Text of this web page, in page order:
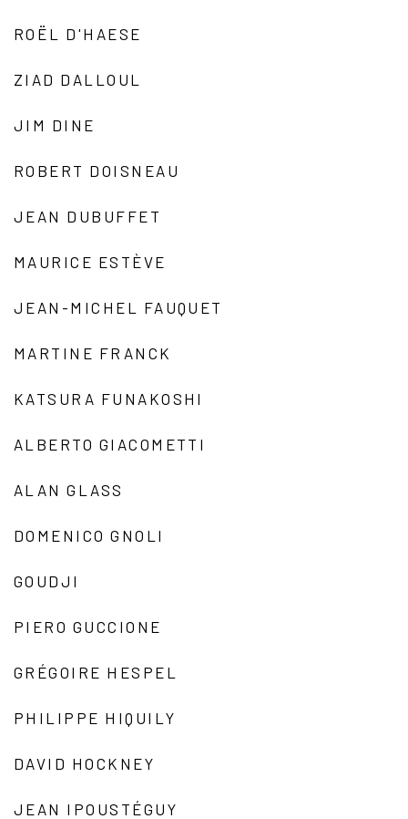
ROËL D'HAESE
ZIAD DALLOUL
JIM DINE
ROBERT DOISNEAU
JEAN DUBUFFET
MAURICE ESTÈVE
JEAN-MICHEL FAUQUET
MARTINE FRANCK
KATSURA FUNAKOSHI
ALBERTO GIACOMETTI
ALAN GLASS
DOMENICO GNOLI
GOUDJI
PIERO GUCCIONE
GRÉGOIRE HESPEL
PHILIPPE HIQUILY
DAVID HOCKNEY
JEAN IPOUSTÉGUY